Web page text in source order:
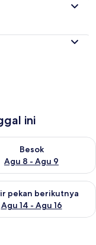
ini
7 - Agu 8
Besok
Agu 8 - Agu 9
untuk
Agu 7 - Agu 9
pekan berikutnya
Agu 14 - Agu 16
untuk